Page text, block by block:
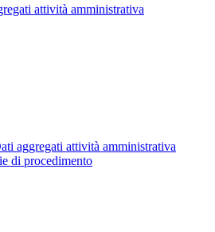
attività amministrativa
aggregati attività amministrativa
di procedimento